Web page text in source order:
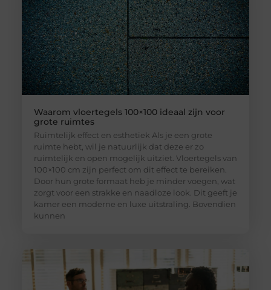
Waarom vloertegels 100×100 ideaal zijn voor
grote ruimtes
Ruimtelijk effect en esthetiek Als je een grote
ruimte hebt, wil je natuurlijk dat deze er zo
ruimtelijk en open mogelijk uitziet. Vloertegels van
100×100 cm zijn perfect om dit effect te bereiken.
Door hun grote formaat heb je minder voegen, wat
zorgt voor een strakke en naadloze look. Dit geeft je
kamer een moderne en luxe uitstraling. Bovendien
kunnen